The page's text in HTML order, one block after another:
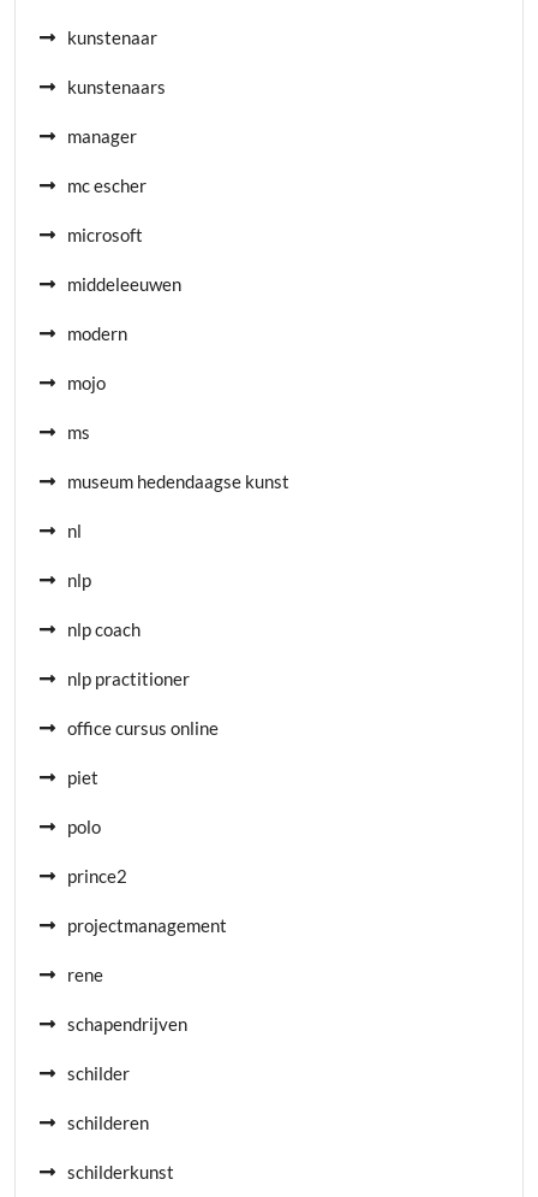
kunstenaar
kunstenaars
manager
mc escher
microsoft
middeleeuwen
modern
mojo
ms
museum hedendaagse kunst
nl
nlp
nlp coach
nlp practitioner
office cursus online
piet
polo
prince2
projectmanagement
rene
schapendrijven
schilder
schilderen
schilderkunst